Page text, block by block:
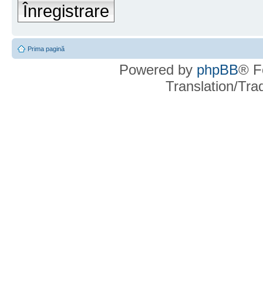
Înregistrare
Prima pagină
Powered by phpBB®
Translation/